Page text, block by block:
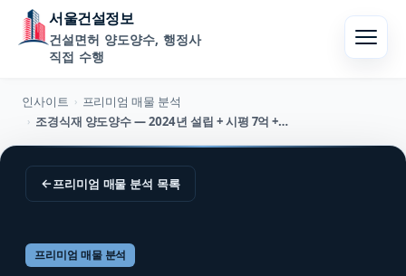
서울건설정보
건설면허 양도양수, 행정사
직접 수행
인사이트 › 프리미엄 매물 분석
› 조경식재 양도양수 — 2024년 설립 + 시평 7억 + 5년 3억 (매물 2664)
←프리미엄 매물 분석 목록
프리미엄 매물 분석